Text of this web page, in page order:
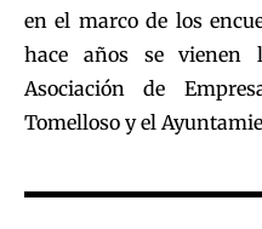
en el marco de los
hace años se vienen
Asociación de
Tomelloso y el